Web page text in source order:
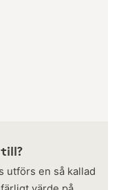
utförs en så kallad